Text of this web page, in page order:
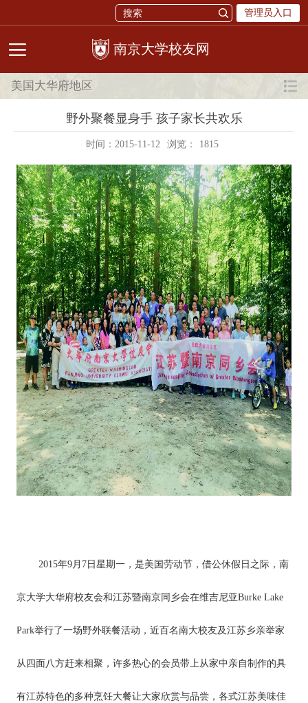
管理员入口
校友网
美国大华府地区
野外聚餐显身手 孩子家长共欢乐
时间：2015-11-12 浏览： 1815
2015年9月7日星期一，是美国劳动节，借公休假日之际，南
京大学大华府校友会和江苏暨南京同乡会在维吉尼亚Burke Lake
Park举行了一场野外联餐活动，近百名南大校友及江苏乡亲举家
从四面八方赶来相聚，许多热心的会员带上从家中亲自制作的具
有江苏特色的多种烹饪大餐让大家欣赏与品尝，各式江苏美味佳